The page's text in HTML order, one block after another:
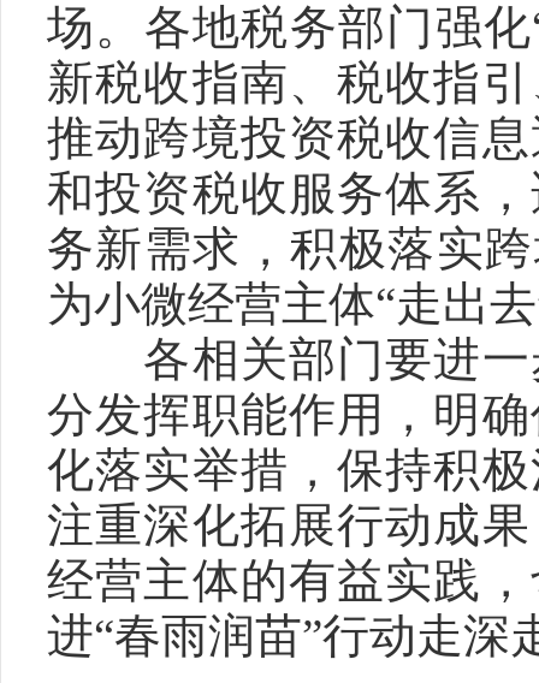
场。各地税务部门强
新税收指南、税收指
推动跨境投资税收信
和投资税收服务体系
务新需求，积极落实
为小微经营主体“走出
各相关部门要进一
分发挥职能作用，明
化落实举措，保持积
注重深化拓展行动成
经营主体的有益实践
进“春雨润苗”行动走深